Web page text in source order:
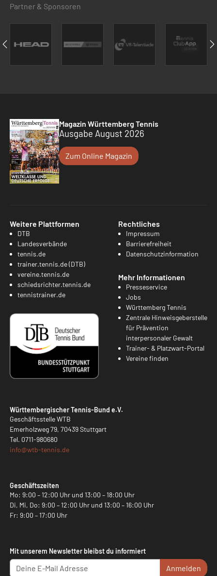
Partner & Sponsoren
Magazin Württemberg Tennis
Ausgabe August 2026
Zum Online Magazin
Weitere Plattformen
DTB
Landesverbände
tennis.de
trainer.tennis.de (DTB)
vereine.tennis.de
schiedsrichter.tennis.de
tennistrainer.de
Rechtliches
Impressum
Barrierefreiheit
Datenschutzinformation
Mehr Informationen
Presseservice
Jobs
Württemberg Tennis
Zentrale Hinweisgeberstelle
für Prävention
interpersonaler Gewalt
Trainer- & Platzwart-Portal
Vereine finden
Württembergischer Tennis-Bund e.V.
Geschäftsstelle WTB
Emerholzweg 79, 70439 Stuttgart
Tel. 0711-980680
info@wtb-tennis.de
Geschäftszeiten
Mo: 9:00 – 12:00 Uhr und 13:00 – 18:00 Uhr
Di, Mi, Do: 9:00 – 12:00 Uhr und 13:00 – 16:00 Uhr
Fr: 9:00 – 17:00 Uhr
Mit unserem Newsletter bleibst du informiert
Anmelden